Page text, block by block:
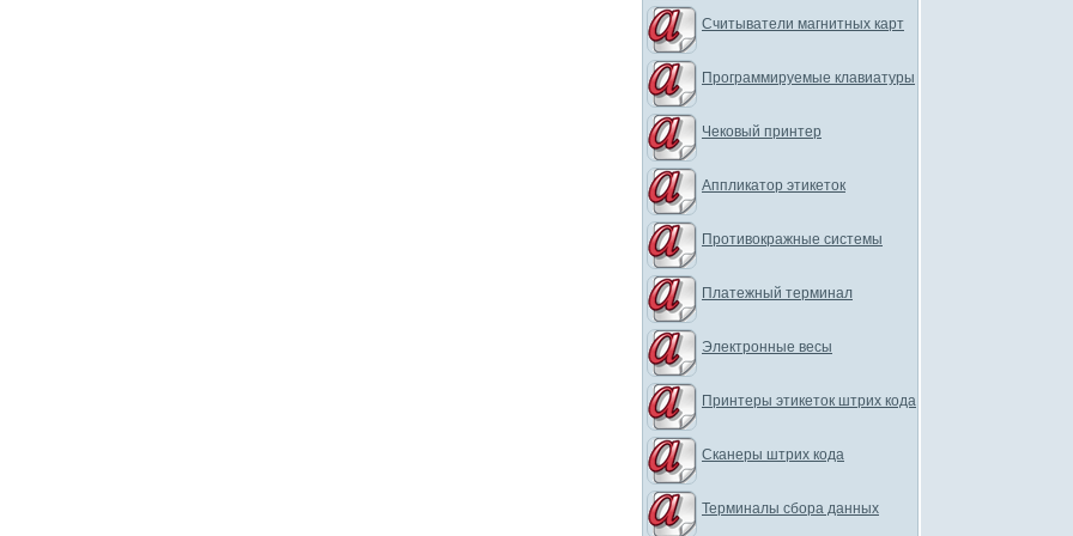
Считыватели магнитных карт
Программируемые клавиатуры
Чековый принтер
Аппликатор этикеток
Противокражные системы
Платежный терминал
Электронные весы
Принтеры этикеток штрих кода
Сканеры штрих кода
Терминалы сбора данных